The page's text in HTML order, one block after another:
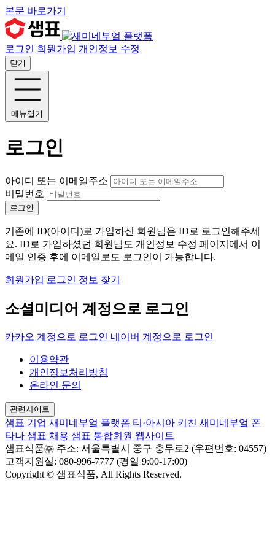
본문 바로가기
로그인 회원가입 개인정보 수정
닫기
메뉴열기
로그인
아이디 또는 이메일주소
비밀번호
로그인
기존에 ID(아이디)로 가입하신 회원님은 ID로 로그인해주세
요. ID로 가입하셨던 회원님도 개인정보 수정 페이지에서 이
메일 인증 후에 이메일로도 로그인이 가능합니다.
회원가입 로그인 정보 찾기
소셜미디어 계정으로 로그인
카카오 계정으로 로그인 네이버 계정으로 로그인
이용약관
개인정보처리방침
온라인 문의
관련사이트
샘표 기업 새미네부엌 플랫폼 티·아시아 키친 새미네부엌 폰
타나 샘표 채용 샘표 통합회원 웹사이트
샘표식품㈜ 주소: 서울특별시 중구 충무로2 (우편번호: 04557)
고객지원실: 080-996-7777 (평일 9:00-17:00)
Copyright © 샘표식품, All Rights Reserved.